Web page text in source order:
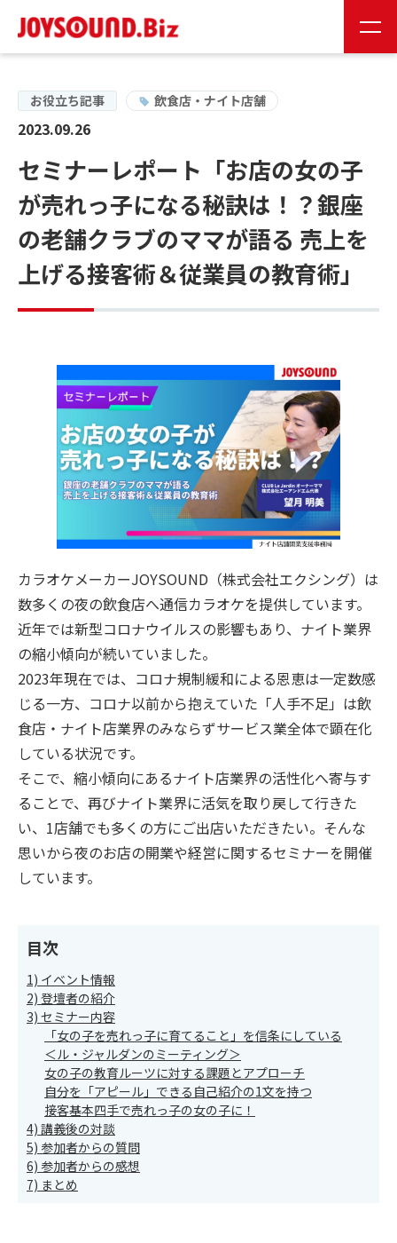
0120-141-224
24時間受付
お問い合わせ
製品情報
ご契約までの流れ
よくあるご質問
楽曲検索
新曲情報
営業所一覧
お役立ち記事 飲食店・ナイト店舗
2023.09.26
セミナーレポート「お店の女の子
が売れっ子になる秘訣は！？銀座
の老舗クラブのママが語る 売上を
上げる接客術＆従業員の教育術」
カラオケメーカーJOYSOUND（株式会社エクシング）は
数多くの夜の飲食店へ通信カラオケを提供しています。
近年では新型コロナウイルスの影響もあり、ナイト業界
の縮小傾向が続いていました。
2023年現在では、コロナ規制緩和による恩恵は一定数感
じる一方、コロナ以前から抱えていた「人手不足」は飲
食店・ナイト店業界のみならずサービス業全体で顕在化
している状況です。
そこで、縮小傾向にあるナイト店業界の活性化へ寄与す
ることで、再びナイト業界に活気を取り戻して行きた
い、1店舗でも多くの方にご出店いただきたい。そんな
思いから夜のお店の開業や経営に関するセミナーを開催
しています。
目次
1) イベント情報
2) 登壇者の紹介
3) セミナー内容
「女の子を売れっ子に育てること」を信条にしている
＜ル・ジャルダンのミーティング＞
女の子の教育ルーツに対する課題とアプローチ
自分を「アピール」できる自己紹介の1文を持つ
接客基本四手で売れっ子の女の子に！
4) 講義後の対談
5) 参加者からの質問
6) 参加者からの感想
7) まとめ